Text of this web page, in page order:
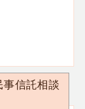
信託相談